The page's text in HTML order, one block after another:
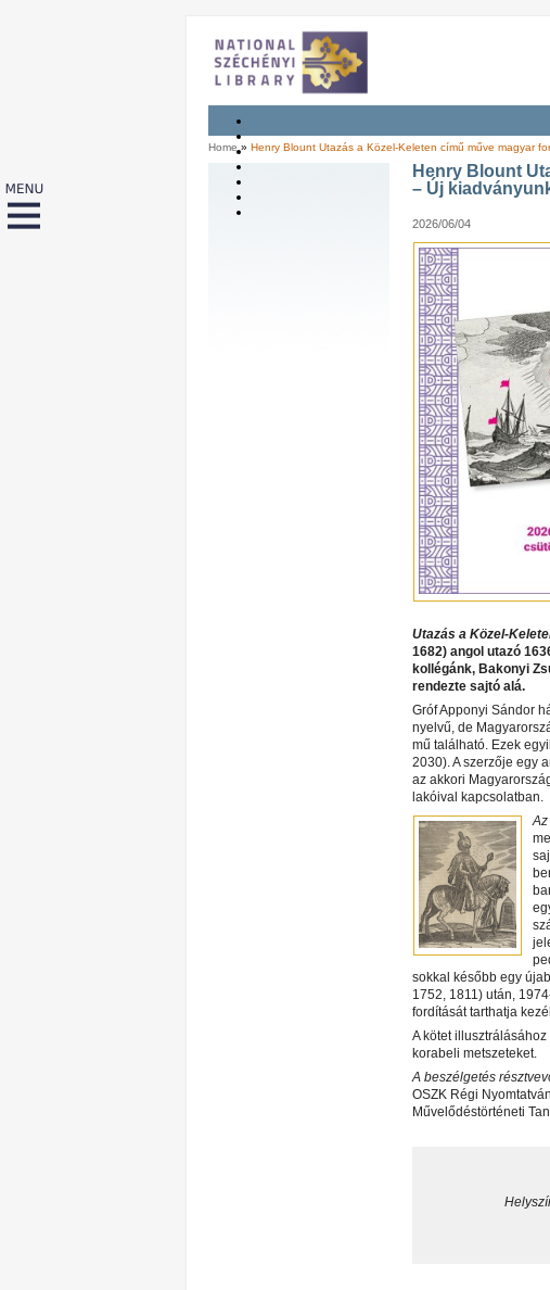
Home » Henry Blount Utazás a Közel-Keleten című műve magyar
Henry Blount
– Új
2026/06/04
Utazás a Közel-
1682) angol utazó
kollégánk, Bakonyi
rendezte sajtó alá.
Gróf Apponyi Sándor
nyelvű, de
mű található. Ezek
2030). A szerzője egy
az akkori
lakóival kapcsolatban.
sokkal később egy
1752, 1811) után,
fordítását tarthatja
A kötet
korabeli metszeteket.
A beszélgetés
OSZK Régi
Művelődéstörténeti